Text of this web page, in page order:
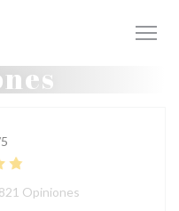
Opiniones